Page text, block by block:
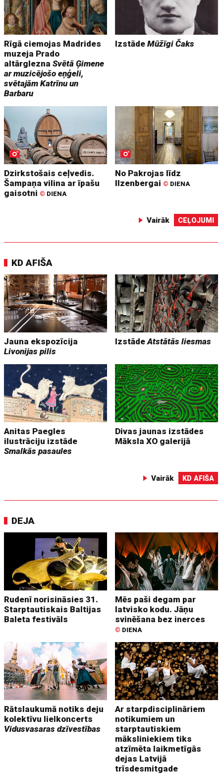
Rīgā ciemojas Madrides
muzeja Prado
altārgleznaSvētā Ģimene
ar muzicējošo eņģeli,
svētajām Katrīnu un
Barbaru
IzstādeMūžīgi Čaks
Dzirkstošais ceļvedis.
Šampaņa vilina ar īpašu
gaisotni © DIENA
No Pakrojas līdz
Ilzenbergai © DIENA
Vairāk CEĻOJUMI
KD AFIŠA
Jauna ekspozīcija
Livonijas pilis
IzstādeAtstātās liesmas
Anitas Paegles
ilustrāciju izstāde
Smalkās pasaules
Divas jaunas izstādes
Māksla XO galerijā
Vairāk KD AFIŠA
DEJA
Rudenī norisināsies 31.
Starptautiskais Baltijas
Baleta festivāls
Mēs paši degam par
latvisko kodu. Jāņu
svinēšana bez inerces
© DIENA
Rātslaukumā notiks deju
kolektīvu lielkoncerts
Vidusvasaras dzīvestības
Ar starpdisciplināriem
notikumiem un
starptautiskiem
māksliniekiem tiks
atzīmēta laikmetīgās
dejas Latvijā
trīsdesmitgade